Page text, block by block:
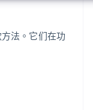
法。它们在功